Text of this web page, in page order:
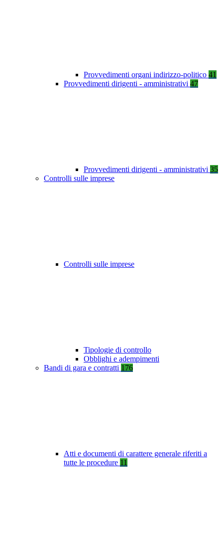
Provvedimenti organi indirizzo-politico 41
Provvedimenti dirigenti - amministrativi 47
Provvedimenti dirigenti - amministrativi 35
Controlli sulle imprese
Controlli sulle imprese
Tipologie di controllo
Obblighi e adempimenti
Bandi di gara e contratti 176
Atti e documenti di carattere generale riferiti a
tutte le procedure 11